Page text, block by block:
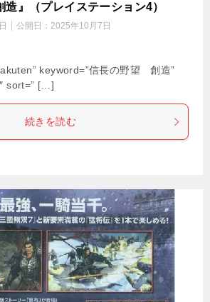
造』（プレイステーション4）
公開日： 2025年10月7日
keyword=”信長の野望 創造”
sort=” […]
続きを読む